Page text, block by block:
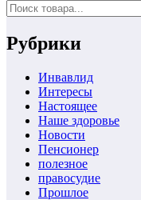
Рубрики
Инвавлид
Интересы
Настоящее
Наше здоровье
Новости
Пенсионер
полезное
правосудие
Прошлое